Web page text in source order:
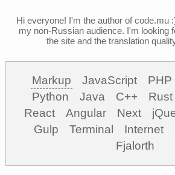
Hi everyone! I'm the author of code.mu
my non-Russian audience. I'm looking
the site and the translation
Markup JavaScript PHP
Python
Java C++ Rust
React
Angular Next
Gulp
Terminal Internet
Fjalorth